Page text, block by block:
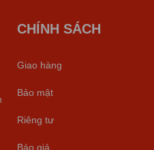
CHÍNH SÁCH
Giao hàng
Bảo mật
Riêng tư
Báo giá